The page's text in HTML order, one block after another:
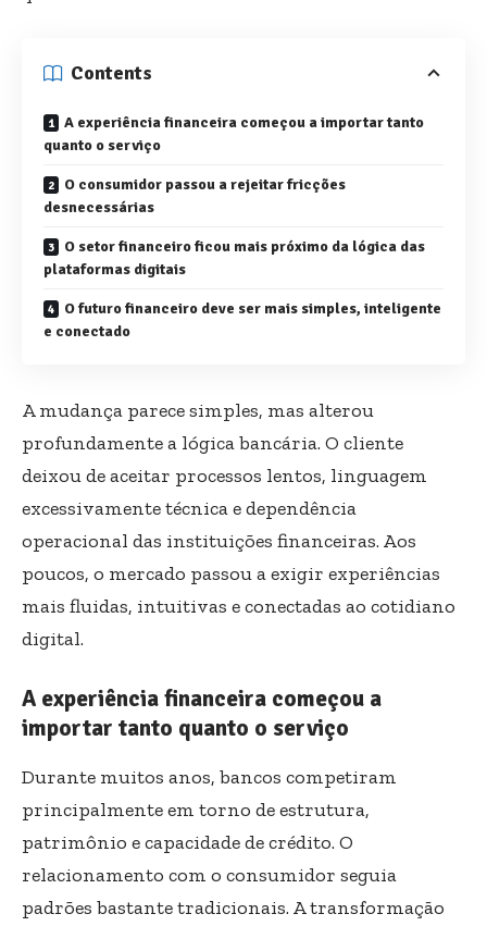
Contents
A experiência financeira começou a importar tanto
quanto o serviço
O consumidor passou a rejeitar fricções
desnecessárias
O setor financeiro ficou mais próximo da lógica das
plataformas digitais
O futuro financeiro deve ser mais simples, inteligente
e conectado
A mudança parece simples, mas alterou
profundamente a lógica bancária. O cliente
deixou de aceitar processos lentos, linguagem
excessivamente técnica e dependência
operacional das instituições financeiras. Aos
poucos, o mercado passou a exigir experiências
mais fluidas, intuitivas e conectadas ao cotidiano
digital.
A experiência financeira começou a
importar tanto quanto o serviço
Durante muitos anos, bancos competiram
principalmente em torno de estrutura,
patrimônio e capacidade de crédito. O
relacionamento com o consumidor seguia
padrões bastante tradicionais. A transformação